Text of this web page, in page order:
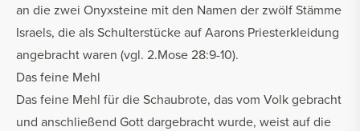
an die zwei Onyxsteine mit den Namen der zwölf Stämme
Israels, die als Schulterstücke auf Aarons Priesterkleidung
angebracht waren (vgl. 2.Mose 28:9-10).
Das feine Mehl
Das feine Mehl für die Schaubrote, das vom Volk gebracht
und anschließend Gott dargebracht wurde, weist auf die